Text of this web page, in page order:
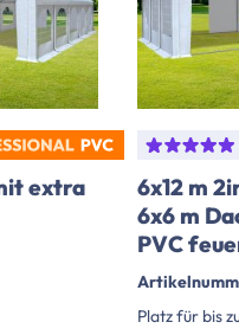
extra
6x12 m
6x6 m
PVC
Platz für bis